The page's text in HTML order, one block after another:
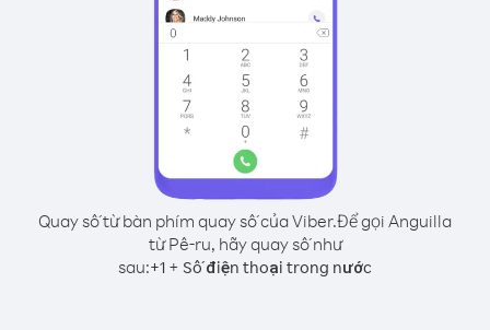
Quay số từ bàn phím quay số của Viber.Để gọi Anguilla
từ Pê-ru, hãy quay số như
sau:+1 + Số điện thoại trong nước